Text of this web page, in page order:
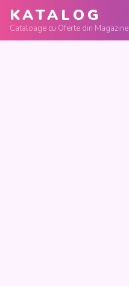
KATALOG
Cataloage cu Oferte din Magazine